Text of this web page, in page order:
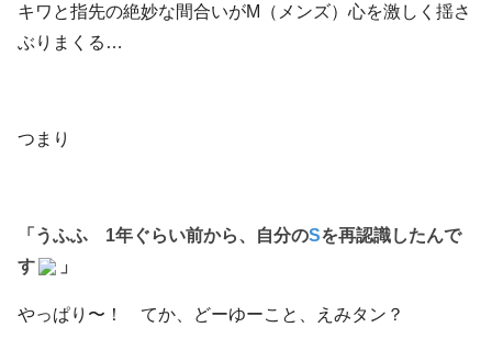
キワと指先の絶妙な間合いがM（メンズ）心を激しく揺さ
ぶりまくる…
つまり
「うふふ 1年ぐらい前から、自分のSを再認識したんで
す
」
やっぱり〜！ てか、どーゆーこと、えみタン？